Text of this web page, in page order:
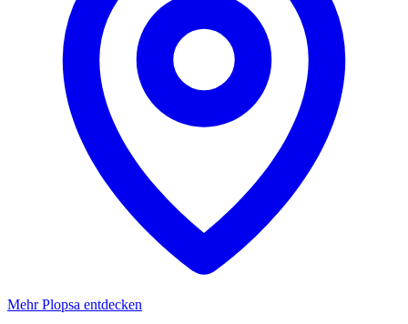
Mehr Plopsa entdecken